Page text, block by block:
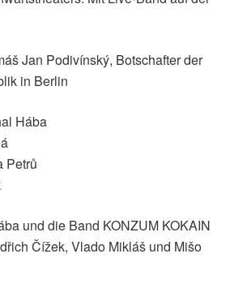
Jan Podivínský, Botschafter der
in Berlin
Hába
Petrů
und die Band KONZUM KOKAIN
Čížek, Vlado Mikláš und Mišo